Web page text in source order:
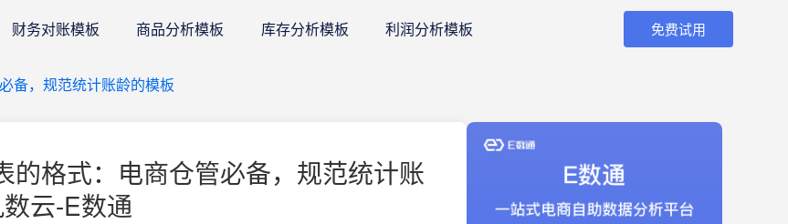
财务对账模板 商品分析模板 库存分析模板 利润分析模板 免费试用
备，规范统计账龄的模板
的格式：电商仓管必备，规范统计账
云-E数通